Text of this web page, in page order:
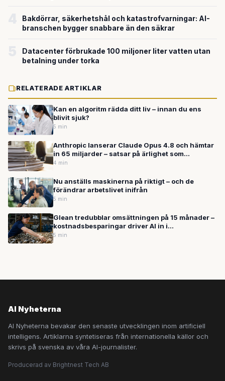
Bakdörrar, säkerhetshål och katastrofvarningar: AI-
branschen bygger snabbare än den säkrar
Datacenter förbrukade 100 miljoner liter vatten utan
betalning under torka
RELATERADE ARTIKLAR
Kan en algoritm rädda ditt liv – innan du ens
blivit sjuk?
5 min
Anthropic lanserar Claude Opus 4.8 och hämtar
in 65 miljarder – satsar på ärlighet som
konkurrensfördel i AI-kapplöpningen
4 min
Nu anställs maskinerna på riktigt – och de
förändrar arbetslivet inifrån
5 min
Glean tredubblar omsättningen på 15 månader –
kostnadsbesparingar driver AI in i
kärnverksamheten
5 min
AI Nyheterna
AI Nyheterna bevakar den senaste utvecklingen inom artificiell
intelligens. Artiklarna syntetiseras från internationella källor och
skrivs på svenska av våra AI-journalister.
Producerad av Brightnest Tech AB